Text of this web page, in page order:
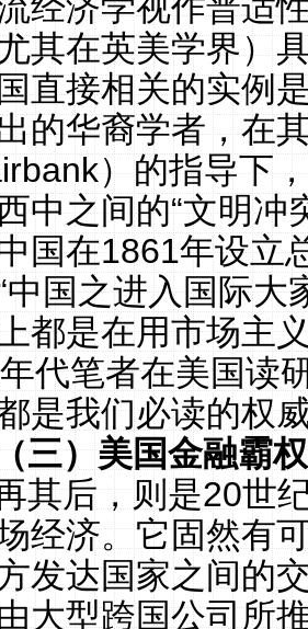
其在英美学界）
直接相关的实例
的华裔学者，在
）的指导下
中之间的“文明冲
国在1861年设立
中国之进入国际大
都是在用市场主
代笔者在美国读
是我们必读的权
三）美国金融霸
其后，则是20世
经济。它固然有
发达国家之间的
大型跨国公司所